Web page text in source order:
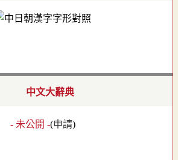
中文大辭典
- 未公開 -(申請)